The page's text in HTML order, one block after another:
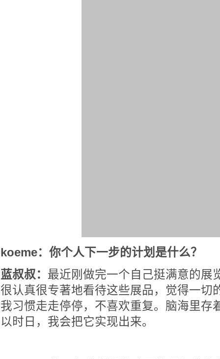
koeme：你个人下一步的计划是什么？
蓝叔叔： 最近刚做完一个自己挺满意的展
很认真很专著地看待这些展品，觉得一切
我习惯走走停停，不喜欢重复。脑海里存
以时日，我会把它实现出来。